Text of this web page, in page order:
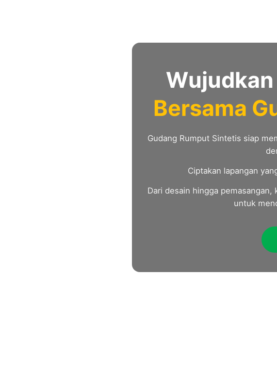
Bersama
Gudang Rumput Sintetis siap
Ciptakan lapangan
Dari desain hingga
untuk